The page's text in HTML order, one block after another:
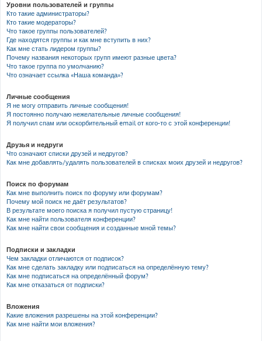
Уровни пользователей и группы
Кто такие администраторы?
Кто такие модераторы?
Что такое группы пользователей?
Где находятся группы и как мне вступить в них?
Как мне стать лидером группы?
Почему названия некоторых групп имеют разные цвета?
Что такое группа по умолчанию?
Что означает ссылка «Наша команда»?
Личные сообщения
Я не могу отправить личные сообщения!
Я постоянно получаю нежелательные личные сообщения!
Я получил спам или оскорбительный email от кого-то с этой конференции!
Друзья и недруги
Что означают списки друзей и недругов?
Как мне добавлять/удалять пользователей в списках моих друзей и недругов?
Поиск по форумам
Как мне выполнить поиск по форуму или форумам?
Почему мой поиск не даёт результатов?
В результате моего поиска я получил пустую страницу!
Как мне найти пользователя конференции?
Как мне найти свои сообщения и созданные мной темы?
Подписки и закладки
Чем закладки отличаются от подписок?
Как мне сделать закладку или подписаться на определённую тему?
Как мне подписаться на определённый форум?
Как мне отказаться от подписки?
Вложения
Какие вложения разрешены на этой конференции?
Как мне найти мои вложения?